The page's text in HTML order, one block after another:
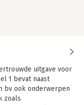
uitgave voor
1 bevat naast
bv ook onderwerpen
zoals